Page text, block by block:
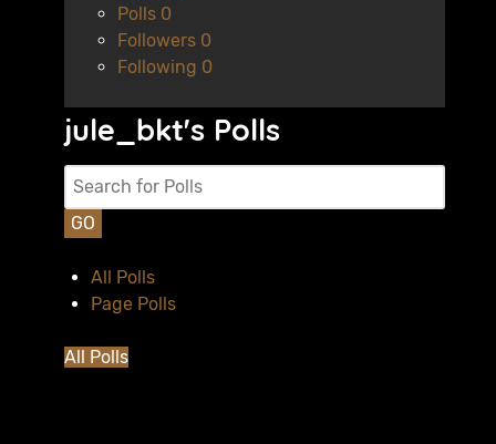
Polls 0
Followers 0
Following 0
jule_bkt's Polls
GO
All Polls
Page Polls
All Polls